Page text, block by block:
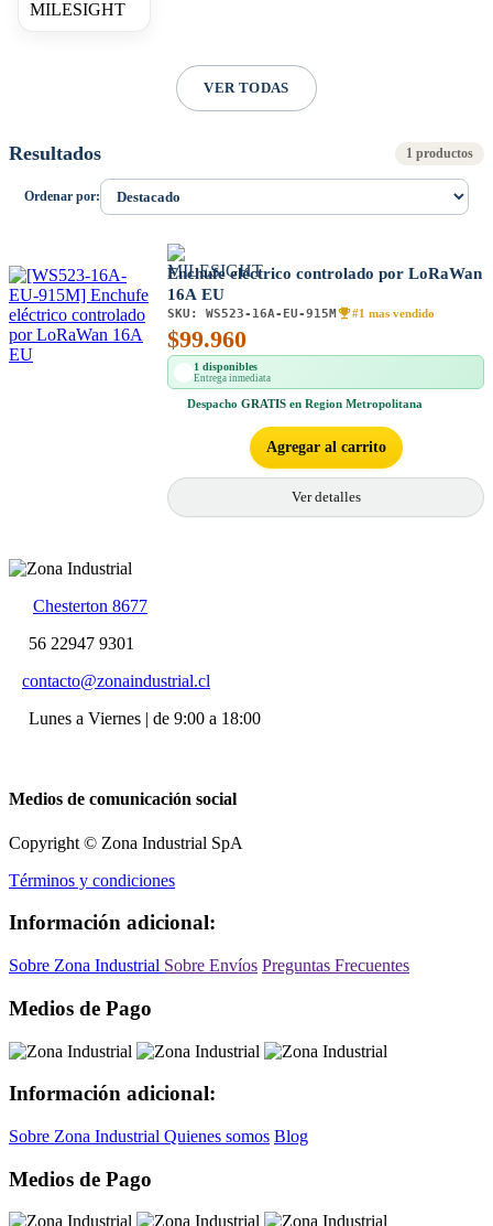
VER TODAS
Resultados 1 productos
Ordenar por:
Enchufe eléctrico controlado por LoRaWan
16A EU
SKU: WS523-16A-EU-915M #1 mas vendido
$99.960
1 disponibles
Entrega inmediata
Despacho GRATIS en Region Metropolitana
Agregar al carrito
Ver detalles
Chesterton 8677
56 22947 9301
contacto@zonaindustrial.cl
Lunes a Viernes | de 9:00 a 18:00
Medios de comunicación social
Copyright © Zona Industrial SpA
Términos y condiciones
Información adicional:
Sobre Zona Industrial Sobre Envíos Preguntas Frecuentes
Medios de Pago
Información adicional:
Sobre Zona Industrial Quienes somos Blog
Medios de Pago